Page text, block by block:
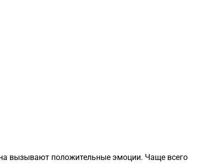
вызывают положительные эмоции. Чаще всего